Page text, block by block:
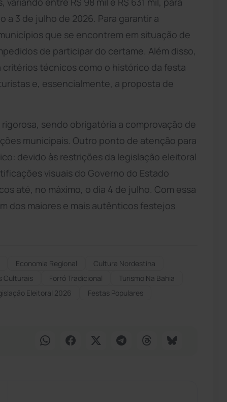
3 de julho de 2026. Para garantir a
que se encontrem em situação de
de participar do certame. Além disso,
técnicos como o histórico da festa
e, essencialmente, a proposta de
sendo obrigatória a comprovação de
municipais. Outro ponto de atenção para
devido às restrições da legislação eleitoral
visuais do Governo do Estado
até, no máximo, o dia 4 de julho. Com essa
dos maiores e mais autênticos festejos
Economia Regional
Cultura Nordestina
Culturais Forró Tradicional
Turismo Na Bahia
Eleitoral 2026 Festas Populares